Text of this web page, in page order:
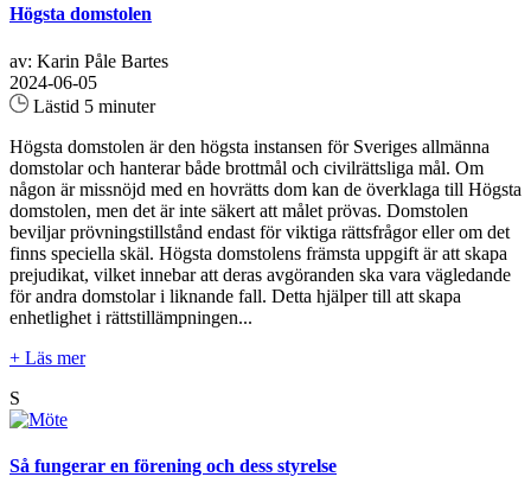
Högsta domstolen
av: Karin Påle Bartes
2024-06-05
Lästid 5 minuter
Högsta domstolen är den högsta instansen för Sveriges allmänna
domstolar och hanterar både brottmål och civilrättsliga mål. Om
någon är missnöjd med en hovrätts dom kan de överklaga till Högsta
domstolen, men det är inte säkert att målet prövas. Domstolen
beviljar prövningstillstånd endast för viktiga rättsfrågor eller om det
finns speciella skäl. Högsta domstolens främsta uppgift är att skapa
prejudikat, vilket innebar att deras avgöranden ska vara vägledande
för andra domstolar i liknande fall. Detta hjälper till att skapa
enhetlighet i rättstillämpningen...
+ Läs mer
S
Så fungerar en förening och dess styrelse